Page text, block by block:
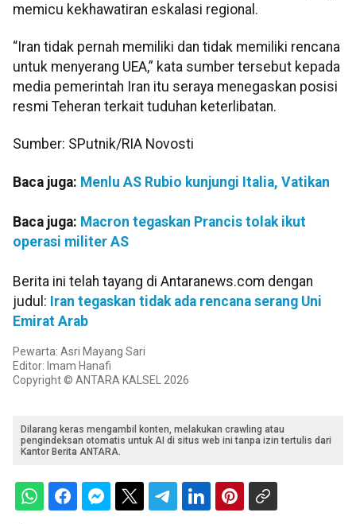
memicu kekhawatiran eskalasi regional.
“Iran tidak pernah memiliki dan tidak memiliki rencana
untuk menyerang UEA,” kata sumber tersebut kepada
media pemerintah Iran itu seraya menegaskan posisi
resmi Teheran terkait tuduhan keterlibatan.
Sumber: SPutnik/RIA Novosti
Baca juga: Menlu AS Rubio kunjungi Italia, Vatikan
Baca juga: Macron tegaskan Prancis tolak ikut
operasi militer AS
Berita ini telah tayang di Antaranews.com dengan
judul: Iran tegaskan tidak ada rencana serang Uni
Emirat Arab
Pewarta: Asri Mayang Sari
Editor: Imam Hanafi
Copyright © ANTARA KALSEL 2026
Dilarang keras mengambil konten, melakukan crawling atau
pengindeksan otomatis untuk AI di situs web ini tanpa izin tertulis dari
Kantor Berita ANTARA.